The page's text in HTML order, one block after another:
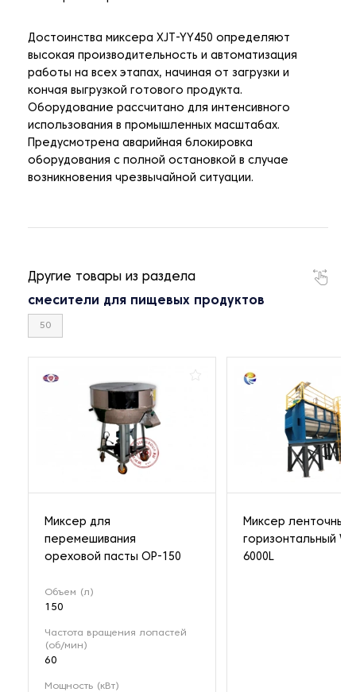
Достоинства миксера XJT-YY450 определяют
высокая производительность и автоматизация
работы на всех этапах, начиная от загрузки и
кончая выгрузкой готового продукта.
Оборудование рассчитано для интенсивного
использования в промышленных масштабах.
Предусмотрена аварийная блокировка
оборудования с полной остановкой в случае
возникновения чрезвычайной ситуации.
Другие товары из раздела
смесители для пищевых продуктов
50
Миксер для
перемешивания
ореховой пасты OP-150
Объем (л)
150
Частота вращения лопастей
(об/мин)
60
Мощность (кВт)
Миксер ленточный
горизонтальный
6000L